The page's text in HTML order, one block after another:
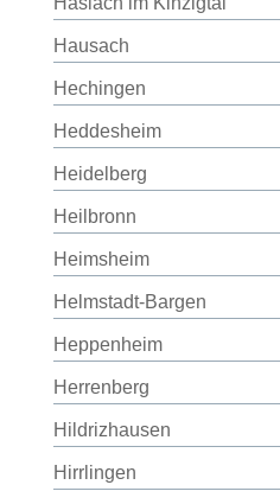
Hausach
Hechingen
Heddesheim
Heidelberg
Heilbronn
Heimsheim
Helmstadt-Bargen
Heppenheim
Herrenberg
Hildrizhausen
Hirrlingen